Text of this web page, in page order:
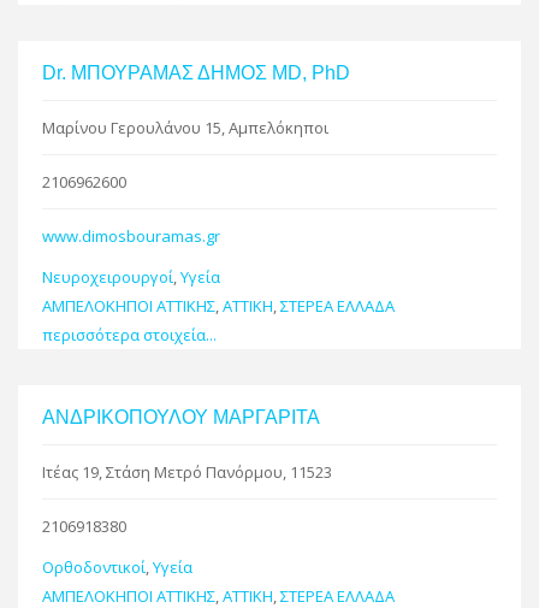
Dr. ΜΠΟΥΡΑΜΑΣ ΔΗΜΟΣ MD, PhD
Μαρίνου Γερουλάνου 15, Αμπελόκηποι
2106962600
www.dimosbouramas.gr
Νευροχειρουργοί,Υγεία
ΑΜΠΕΛΟΚΗΠΟΙ ΑΤΤΙΚΗΣ,ΑΤΤΙΚΗ,ΣΤΕΡΕΑ ΕΛΛΑΔΑ
περισσότερα στοιχεία...
ΑΝΔΡΙΚΟΠΟΥΛΟΥ ΜΑΡΓΑΡΙΤΑ
Ιτέας 19, Στάση Μετρό Πανόρμου, 11523
2106918380
Ορθοδοντικοί,Υγεία
ΑΜΠΕΛΟΚΗΠΟΙ ΑΤΤΙΚΗΣ,ΑΤΤΙΚΗ,ΣΤΕΡΕΑ ΕΛΛΑΔΑ